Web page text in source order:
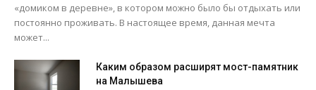
«домиком в деревне», в котором можно было бы отдыхать или
постоянно проживать. В настоящее время, данная мечта
может...
Каким образом расширят мост-памятник
на Малышева